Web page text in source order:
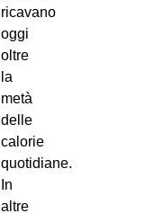
ricavano
oggi
oltre
la
metà
delle
calorie
quotidiane.
In
altre